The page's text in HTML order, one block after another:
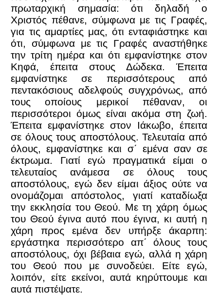
πρωταρχική σημασία: ότι δηλαδή ο
Χριστός πέθανε, σύμφωνα με τις Γραφές,
για τις αμαρτίες μας, ότι ενταφιάστηκε και
ότι, σύμφωνα με τις Γραφές αναστήθηκε
την τρίτη ημέρα και ότι εμφανίστηκε στον
Κηφά, έπειτα στους Δώδεκα. Έπειτα
εμφανίστηκε σε περισσότερους από
πεντακόσιους αδελφούς συγχρόνως, από
τους οποίους μερικοί πέθαναν, οι
περισσότεροι όμως είναι ακόμα στη ζωή.
Έπειτα εμφανίστηκε στον Ιάκωβο, έπειτα
σε όλους τους αποστόλους. Τελευταία από
όλους, εμφανίστηκε και σ΄ εμένα σαν σε
έκτρωμα. Γιατί εγώ πραγματικά είμαι ο
τελευταίος ανάμεσα σε όλους τους
αποστόλους, εγώ δεν είμαι άξιος ούτε να
ονομάζομαι απόστολος, γιατί καταδίωξα
την εκκλησία του Θεού. Με τη χάρη όμως
του Θεού έγινα αυτό που έγινα, κι αυτή η
χάρη προς εμένα δεν υπήρξε άκαρπη:
εργάστηκα περισσότερο απ΄ όλους τους
αποστόλους, όχι βέβαια εγώ, αλλά η χάρη
του Θεού που με συνοδεύει. Είτε εγώ,
λοιπόν, είτε εκείνοι, αυτά κηρύττουμε και
αυτά πιστέψατε.